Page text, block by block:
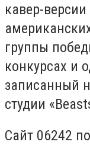
кавер-
группы
конкурсах и
записанный
студии
Сайт 06242